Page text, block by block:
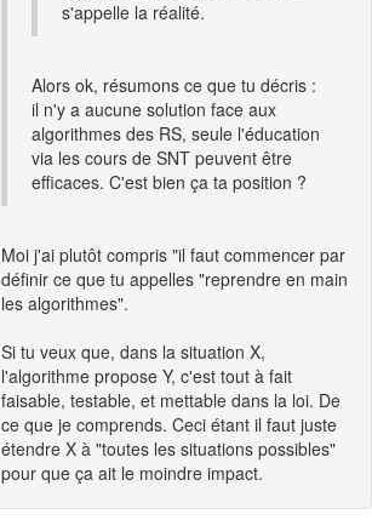
s'appelle la réalité.
Alors ok, résumons ce que tu décris :
il n'y a aucune solution face aux
algorithmes des RS, seule l'éducation
via les cours de SNT peuvent être
efficaces. C'est bien ça ta position ?
Moi j'ai plutôt compris "il faut commencer par
définir ce que tu appelles "reprendre en main
les algorithmes".
Si tu veux que, dans la situation X,
l'algorithme propose Y, c'est tout à fait
faisable, testable, et mettable dans la loi. De
ce que je comprends. Ceci étant il faut juste
étendre X à "toutes les situations possibles"
pour que ça ait le moindre impact.